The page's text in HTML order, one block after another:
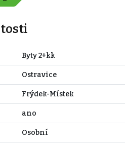
Byty 2+kk
Ostravice
Frýdek-Místek
ano
Osobní